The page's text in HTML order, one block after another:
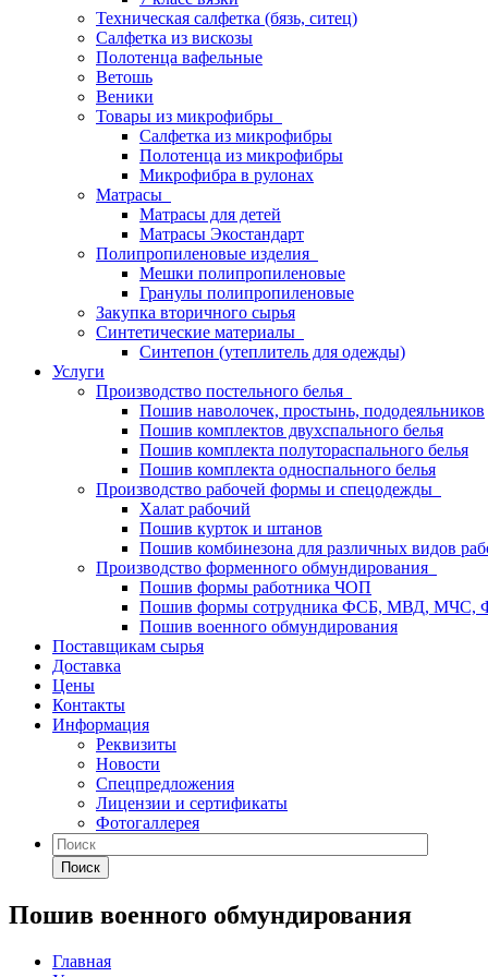
Техническая салфетка (бязь, ситец)
Салфетка из вискозы
Полотенца вафельные
Ветошь
Веники
Товары из микрофибры
Салфетка из микрофибры
Полотенца из микрофибры
Микрофибра в рулонах
Матрасы
Матрасы для детей
Матрасы Экостандарт
Полипропиленовые изделия
Мешки полипропиленовые
Гранулы полипропиленовые
Закупка вторичного сырья
Синтетические материалы
Синтепон (утеплитель для одежды)
Услуги
Производство постельного белья
Пошив наволочек, простынь, пододеяльников
Пошив комплектов двухспального белья
Пошив комплекта полутораспального белья
Пошив комплекта односпального белья
Производство рабочей формы и спецодежды
Халат рабочий
Пошив курток и штанов
Пошив комбинезона для различных видов
Производство форменного обмундирования
Пошив формы работника ЧОП
Пошив формы сотрудника ФСБ, МВД,
Пошив военного обмундирования
Поставщикам сырья
Доставка
Цены
Контакты
Информация
Реквизиты
Новости
Спецпредложения
Лицензии и сертификаты
Фотогаллерея
Поиск
Пошив военного обмундирования
Главная